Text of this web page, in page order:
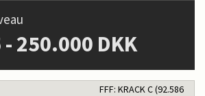
- 250.000 DKK
FFF: KRACK C (92.586